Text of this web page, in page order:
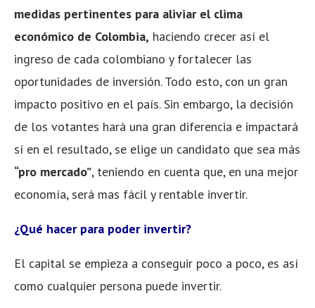
medidas pertinentes para aliviar el clima
económico de Colombia, haciendo crecer así el
ingreso de cada colombiano y fortalecer las
oportunidades de inversión. Todo esto, con un gran
impacto positivo en el país. Sin embargo, la decisión
de los votantes hará una gran diferencia e impactará
sí en el resultado, se elige un candidato que sea más
“pro mercado”, teniendo en cuenta que, en una mejor
economía, será mas fácil y rentable invertir.
¿Qué hacer para poder invertir?
El capital se empieza a conseguir poco a poco, es así
como cualquier persona puede invertir.